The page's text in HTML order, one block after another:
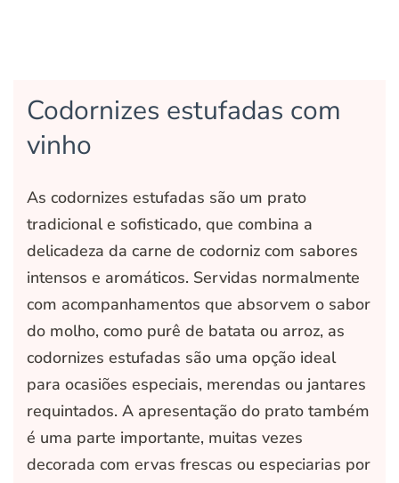
Codornizes estufadas com
vinho
As codornizes estufadas são um prato
tradicional e sofisticado, que combina a
delicadeza da carne de codorniz com sabores
intensos e aromáticos. Servidas normalmente
com acompanhamentos que absorvem o sabor
do molho, como purê de batata ou arroz, as
codornizes estufadas são uma opção ideal
para ocasiões especiais, merendas ou jantares
requintados. A apresentação do prato também
é uma parte importante, muitas vezes
decorada com ervas frescas ou especiarias por